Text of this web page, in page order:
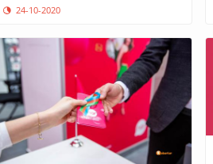
24-10-2020